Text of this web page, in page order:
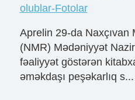
olublar-Fotolar
Aprelin 29-da Naxçıvan
(NMR) Mədəniyyət
fəaliyyət göstərən
əməkdaşı peşəkarlıq s...